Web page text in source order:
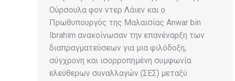
Ούρσουλα φον ντερ Λάιεν και ο
Πρωθυπουργός της Μαλαισίας Anwar bin
Ibrahim ανακοίνωσαν την επανέναρξη των
διαπραγματεύσεων για μια φιλόδοξη,
σύγχρονη και ισορροπημένη συμφωνία
ελεύθερων συναλλαγών (ΣΕΣ) μεταξύ